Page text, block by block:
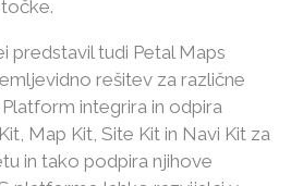
predstavil tudi Petal Maps
rešitev za različne
integrira in odpira
Map Kit, Site Kit in Navi Kit za
in tako podpira njihove